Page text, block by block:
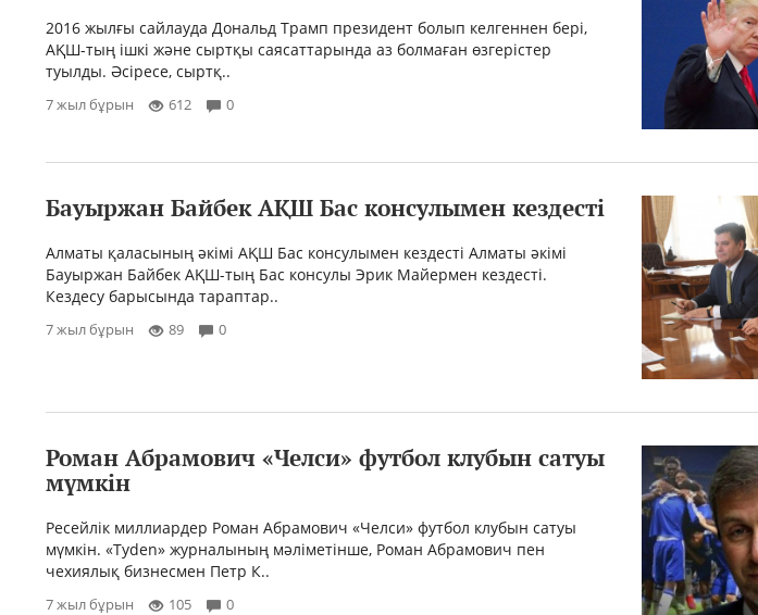
2016 жылғы сайлауда Дональд Трамп президент болып келгеннен бері,
АҚШ-тың ішкі және сыртқы саясаттарында аз болмаған өзгерістер
туылды. Әсіресе, сыртқ..
7 жыл бұрын 612 0
Бауыржан Байбек АҚШ Бас консулымен кездесті
Алматы қаласының әкімі АҚШ Бас консулымен кездесті Алматы әкімі
Бауыржан Байбек АҚШ-тың Бас консулы Эрик Майермен кездесті.
Кездесу барысында тараптар..
7 жыл бұрын 89 0
Роман Абрамович «Челси» футбол клубын сатуы
мүмкін
Ресейлік миллиардер Роман Абрамович «Челси» футбол клубын сатуы
мүмкін. «Tyden» журналының мәліметінше, Роман Абрамович пен
чехиялық бизнесмен Петр К..
7 жыл бұрын 105 0